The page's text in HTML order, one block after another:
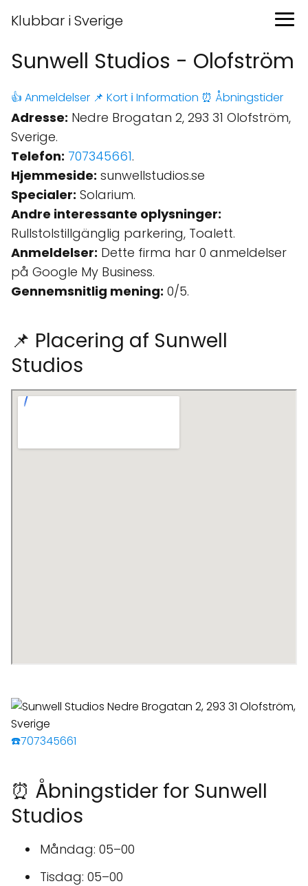
Klubbar i Sverige
Sunwell Studios - Olofström
👍 Anmeldelser 📌 Kort ℹ️ Information ⏰ Åbningstider
Adresse: Nedre Brogatan 2, 293 31 Olofström,
Sverige.
Telefon: 707345661.
Hjemmeside: sunwellstudios.se
Specialer: Solarium.
Andre interessante oplysninger:
Rullstolstillgänglig parkering, Toalett.
Anmeldelser: Dette firma har 0 anmeldelser
på Google My Business.
Gennemsnitlig mening: 0/5.
📌 Placering af Sunwell
Studios
☎️707345661
⏰ Åbningstider for Sunwell
Studios
Måndag: 05–00
Tisdag: 05–00